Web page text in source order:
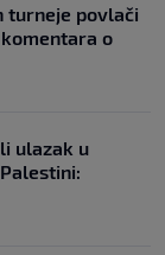
turneje povlači
o
ulazak u